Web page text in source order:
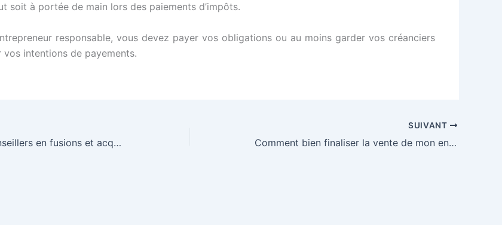
soit à portée de main lors des paiements d’impôts.
responsable, vous devez payer vos obligations ou au moins garder vos créanciers
vos intentions de payements.
Comment les conseillers en fusions et acquisitions peuvent-ils apporter une valeur ajoutée en aidant les repreneurs d’entreprises à acquérir une société ?
SUIVANT
Comment bien finaliser la vente de mon entreprise ?